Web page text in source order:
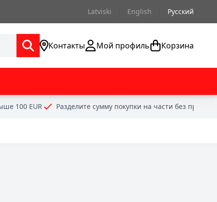
Latviski English Русский
Контакты Мой профиль Корзина
100 EUR Разделите сумму покупки на части без